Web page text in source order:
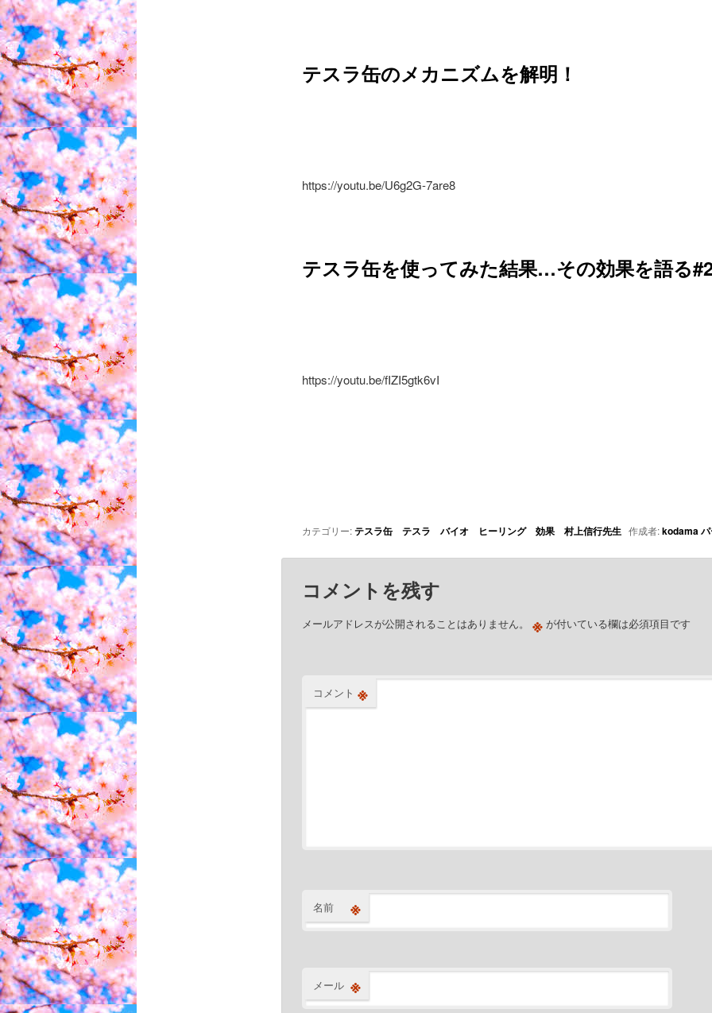
テスラ缶のメカニズムを解明！
https://youtu.be/U6g2G-7are8
テスラ缶を使ってみた結果…その効果を語る
https://youtu.be/fIZI5gtk6vI
カテゴリー:テスラ缶 テスラ バイオ ヒーリング 効果 村上信行先生作成者:kodama
コメントを残す
メールアドレスが公開されることはありません。 ※が付いている欄は必須項目です
コメント ※
名前 ※
メール ※